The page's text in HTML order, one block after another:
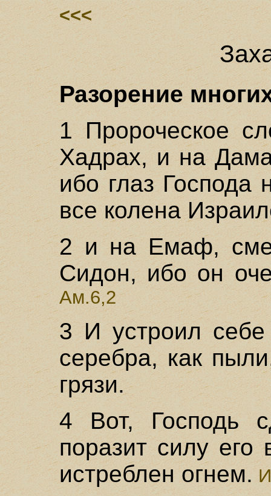
<<<
Разорение
1 Пророческое
Хадрах, и на
ибо глаз Господа
все колена
2 и на Емаф,
Сидон, ибо он
Ам.6,2
3 И устроил себе
серебра, как
грязи.
4 Вот, Господь
поразит силу
истреблен огнем.